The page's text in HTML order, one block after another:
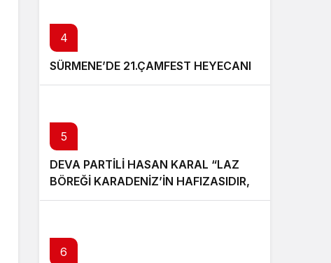
4
SÜRMENE’DE 21.ÇAMFEST HEYECANI
5
DEVA PARTİLİ HASAN KARAL “LAZ
BÖREĞİ KARADENİZ’İN HAFIZASIDIR,
KİMLİĞİ DEĞİŞTİRİLEMEZ”
6